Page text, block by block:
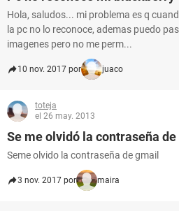
Hola, saludos... mi problema es q
la pc no lo reconoce, ademas puedo
imagenes pero no me perm...
10 nov. 2017 por juaco
toteja
el 26 may. 2013
Se me olvidó la contraseña de
Seme olvido la contraseña de gmail
3 nov. 2017 por maira